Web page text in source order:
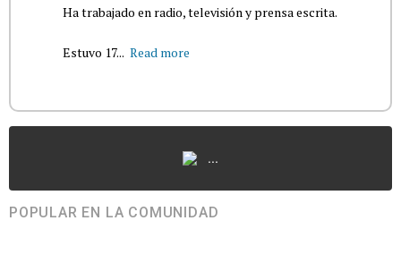
Ha trabajado en radio, televisión y prensa escrita.
Estuvo 17... Read more
...
POPULAR EN LA COMUNIDAD